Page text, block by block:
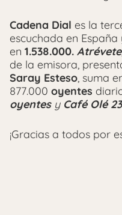
Cadena Dial es la
escuchada en España
en 1.538.000. Atrévete
de la emisora,
Saray Esteso, suma
877.000 oyentes
oyentesy Café Olé
¡Gracias a todos por